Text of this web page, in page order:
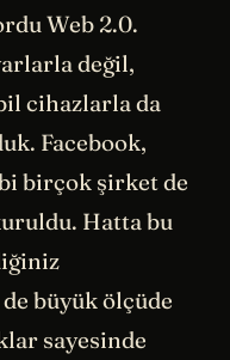
Web 2.0.
değil,
cihazlarla da
Facebook,
birçok şirket de
Hatta bu
büyük ölçüde
sayesinde